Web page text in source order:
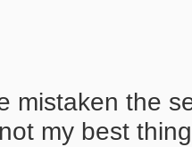
mistaken the
my best